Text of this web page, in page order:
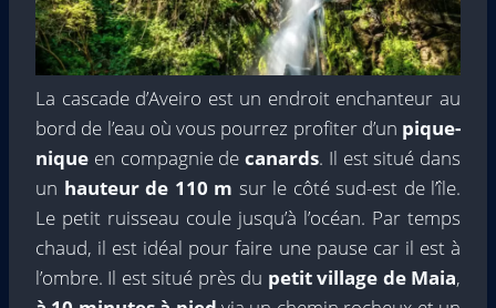
La cascade d’Aveiro est un endroit enchanteur au
bord de l’eau où vous pourrez profiter d’un pique-
nique en compagnie de canards. Il est situé dans
un hauteur de 110 m sur le côté sud-est de l’île.
Le petit ruisseau coule jusqu’à l’océan. Par temps
chaud, il est idéal pour faire une pause car il est à
l’ombre. Il est situé près du petit village de Maia,